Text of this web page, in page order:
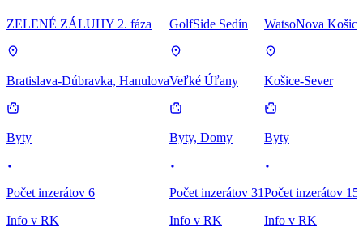
ZELENÉ ZÁLUHY 2. fáza
Bratislava-Dúbravka, Hanulova
Byty
Počet inzerátov 6
Info v RK
GolfSide Sedín
Veľké Úľany
Byty, Domy
Počet inzerátov 31
Info v RK
WatsoNova Košice
Košice-Sever
Byty
Počet inzerátov 15
Info v RK